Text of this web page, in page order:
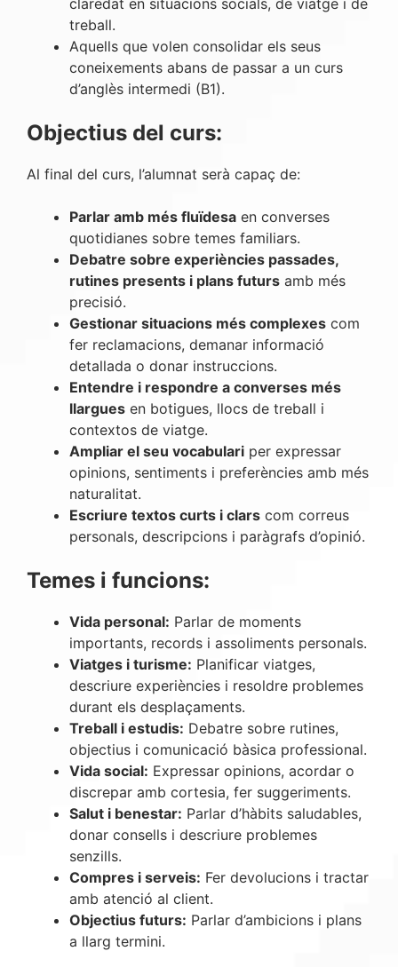
claredat en situacions socials, de viatge i de
treball.
Aquells que volen consolidar els seus
coneixements abans de passar a un curs
d’anglès intermedi (B1).
Objectius del curs:
Al final del curs, l’alumnat serà capaç de:
Parlar amb més fluïdesa en converses
quotidianes sobre temes familiars.
Debatre sobre experiències passades,
rutines presents i plans futurs amb més
precisió.
Gestionar situacions més complexes com
fer reclamacions, demanar informació
detallada o donar instruccions.
Entendre i respondre a converses més
llargues en botigues, llocs de treball i
contextos de viatge.
Ampliar el seu vocabulari per expressar
opinions, sentiments i preferències amb més
naturalitat.
Escriure textos curts i clars com correus
personals, descripcions i paràgrafs d’opinió.
Temes i funcions:
Vida personal: Parlar de moments
importants, records i assoliments personals.
Viatges i turisme: Planificar viatges,
descriure experiències i resoldre problemes
durant els desplaçaments.
Treball i estudis: Debatre sobre rutines,
objectius i comunicació bàsica professional.
Vida social: Expressar opinions, acordar o
discrepar amb cortesia, fer suggeriments.
Salut i benestar: Parlar d’hàbits saludables,
donar consells i descriure problemes
senzills.
Compres i serveis: Fer devolucions i tractar
amb atenció al client.
Objectius futurs: Parlar d’ambicions i plans
a llarg termini.